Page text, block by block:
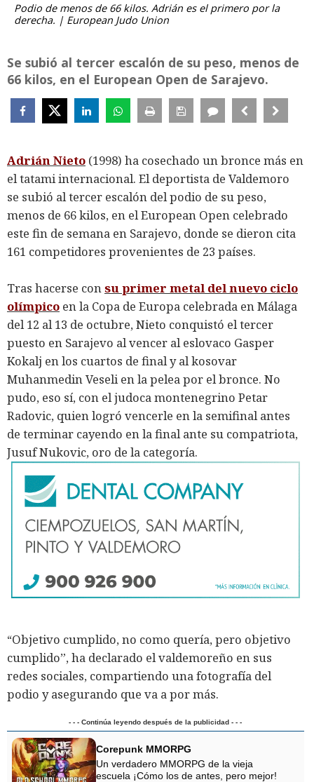
Podio de menos de 66 kilos. Adrián es el primero por la
derecha. | European Judo Union
Se subió al tercer escalón de su peso, menos de
66 kilos, en el European Open de Sarajevo.
Adrián Nieto (1998) ha cosechado un bronce más en
el tatami internacional. El deportista de Valdemoro
se subió al tercer escalón del podio de su peso,
menos de 66 kilos, en el European Open celebrado
este fin de semana en Sarajevo, donde se dieron cita
161 competidores provenientes de 23 países.
Tras hacerse consu primer metal del nuevo ciclo
olímpico en la Copa de Europa celebrada en Málaga
del 12 al 13 de octubre, Nieto conquistó el tercer
puesto en Sarajevo al vencer al eslovaco Gasper
Kokalj en los cuartos de final y al kosovar
Muhanmedin Veseli en la pelea por el bronce. No
pudo, eso sí, con el judoca montenegrino Petar
Radovic, quien logró vencerle en la semifinal antes
de terminar cayendo en la final ante su compatriota,
Jusuf Nukovic, oro de la categoría.
“Objetivo cumplido, no como quería, pero objetivo
cumplido”, ha declarado el valdemoreño en sus
redes sociales, compartiendo una fotografía del
podio y asegurando que va a por más.
- - - Continúa leyendo después de la publicidad - - -
Corepunk MMORPG
Un verdadero MMORPG de la vieja
escuela ¡Cómo los de antes, pero mejor!